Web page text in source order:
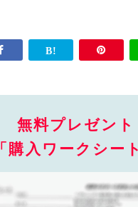
無料プレゼント
「購入ワークシー